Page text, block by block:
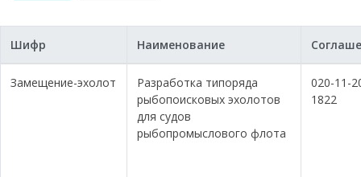
Шифр Наименование
Замещение-эхолот
Разработка типоряда
рыбопоисковых эхолотов
для судов
рыбопромыслового флота
020-11-
1822